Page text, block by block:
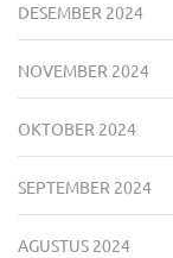
DESEMBER 2024
NOVEMBER 2024
OKTOBER 2024
SEPTEMBER 2024
AGUSTUS 2024